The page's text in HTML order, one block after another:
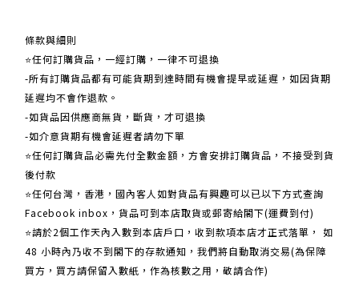
條款與細則
⭐任何訂購貨品，一經訂購，一律不可退換
-所有訂購貨品都有可能貨期到達時間有機會提早或延遲，如因貨期
延遲均不會作退款。
-如貨品因供應商無貨，斷貨，才可退換
-如介意貨期有機會延遲者請勿下單
⭐任何訂購貨品必需先付全數金額，方會安排訂購貨品，不接受到貨
後付款
⭐任何台灣，香港，國內客人如對貨品有興趣可以已以下方式查詢
Facebook inbox，貨品可到本店取貨或郵寄給閣下(運費到付)
​​⭐請於2個工作天內入數到本店戶口，收到款項本店才正式落單， 如
48 小時內乃收不到閣下的存款通知，我們將自動取消交易(為保障
買方，買方請保留入數紙，作為核數之用，敬請合作)